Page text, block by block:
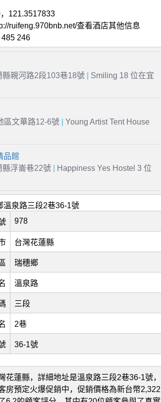
121.3517833
ruifeng.970bnb.net/查看酒店其他信息
246
縣親河路2段103巷18號
Smiling 18 位在宜
區文華路12-6號
Young Artist Tent House
品館
縣浮崙巷22號
Happiness Yes Hostel 3 位
溫泉路三段2巷36-1號
978
台灣花蓮縣
瑞穗鄉
溫泉路
三段
2巷
36-1號
花蓮縣，詳細地址是溫泉路三段2巷36-1號，
房預定火爆促銷中，促銷價格為新台幣2,322